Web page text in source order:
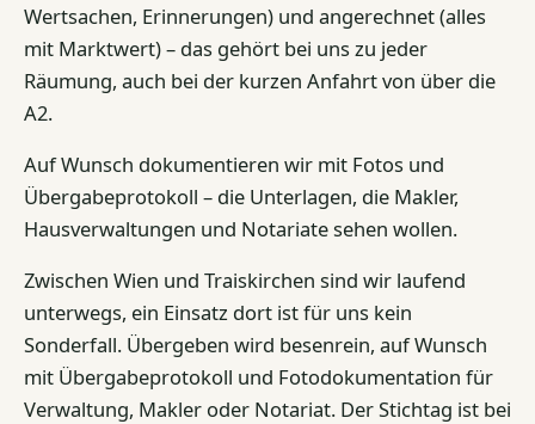
Wertsachen, Erinnerungen) und angerechnet (alles
mit Marktwert) – das gehört bei uns zu jeder
Räumung, auch bei der kurzen Anfahrt von über die
A2.
Auf Wunsch dokumentieren wir mit Fotos und
Übergabeprotokoll – die Unterlagen, die Makler,
Hausverwaltungen und Notariate sehen wollen.
Zwischen Wien und Traiskirchen sind wir laufend
unterwegs, ein Einsatz dort ist für uns kein
Sonderfall. Übergeben wird besenrein, auf Wunsch
mit Übergabeprotokoll und Fotodokumentation für
Verwaltung, Makler oder Notariat. Der Stichtag ist bei